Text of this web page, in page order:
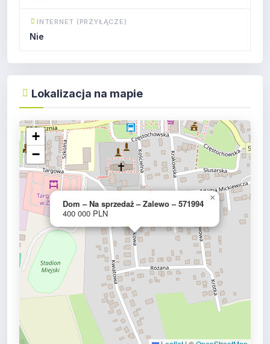
INTERNET (PRZYŁĄCZE)
Nie
Lokalizacja na mapie
Dom – Na sprzedaż – Zalewo – 571994
400 000 PLN
×
+
−